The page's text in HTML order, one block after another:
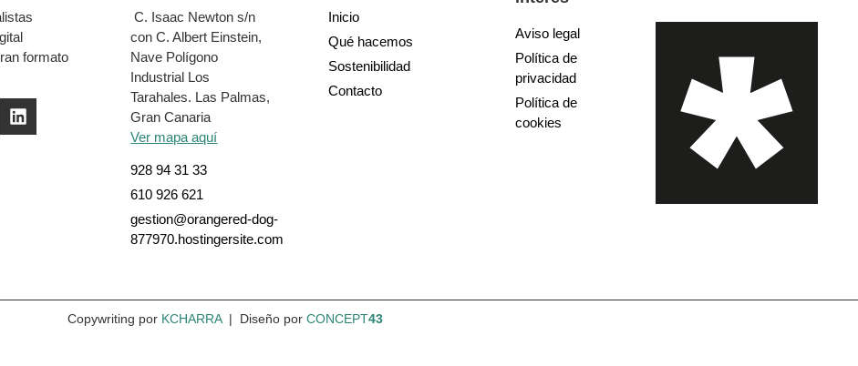
formato
C. Isaac Newton s/n
con C. Albert Einstein,
Nave Polígono
Industrial Los
Tarahales. Las Palmas,
Gran Canaria
Ver mapa aquí
928 94 31 33
610 926 621
gestion@orangered-dog-
877970.hostingersite.com
Inicio
Qué hacemos
Sostenibilidad
Contacto
Aviso legal
Política de
privacidad
Política de
cookies
Copywriting por KCHARRA| Diseño por CONCEPT43